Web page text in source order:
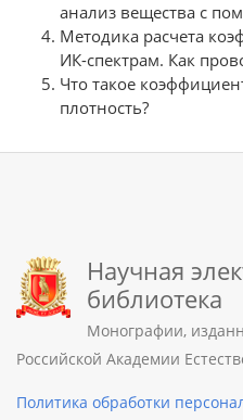
анализ вещества с
Методика расчета
ИК-спектрам. Как
Что такое
плотность?
Научная
библиотека
Монографии,
Российской Академии
Политика обработки